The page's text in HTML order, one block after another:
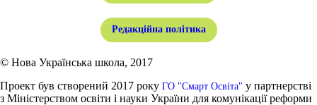
Редакційна політика
© Нова Українська школа, 2017
Проект був створений 2017 року ГО "Смарт Освіта" у партнерстві
з Міністерством освіти і науки України для комунікації реформи